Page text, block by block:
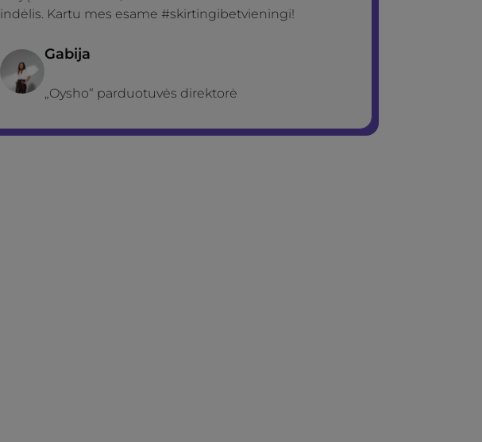
indėlis. Kartu mes esame #skirtingibetvieningi!
Gabija
„Oysho“ parduotuvės direktorė